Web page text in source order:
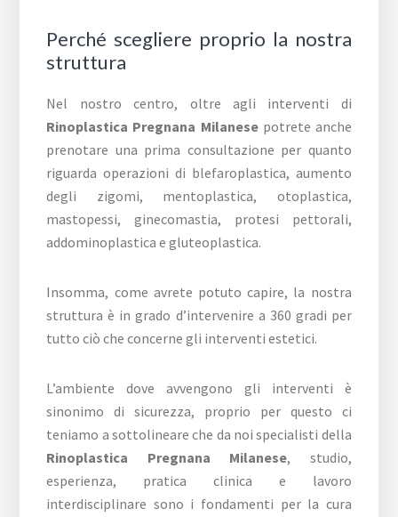
Perché scegliere proprio la nostra
struttura
Nel nostro centro, oltre agli interventi di
Rinoplastica Pregnana Milanesepotrete anche
prenotare una prima consultazione per quanto
riguarda operazioni di blefaroplastica, aumento
degli zigomi, mentoplastica, otoplastica,
mastopessi, ginecomastia, protesi pettorali,
addominoplastica e gluteoplastica.
Insomma, come avrete potuto capire, la nostra
struttura è in grado d’intervenire a 360 gradi per
tutto ciò che concerne gli interventi estetici.
L’ambiente dove avvengono gli interventi è
sinonimo di sicurezza, proprio per questo ci
teniamo a sottolineare che da noi specialisti della
Rinoplastica Pregnana Milanese, studio,
esperienza, pratica clinica e lavoro
interdisciplinare sono i fondamenti per la cura